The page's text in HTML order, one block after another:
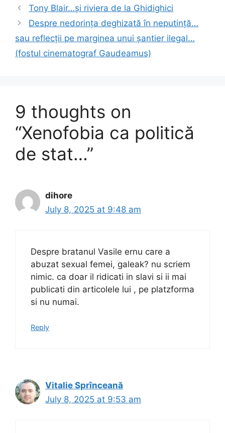
e
b
o
o
o
d
o
n
l
e
Tony Blair…și riviera de la Ghidighici
Despre nedorința deghizată în neputință…
sau reflecții pe marginea unui șantier ilegal…
(fostul cinematograf Gaudeamus)
9 thoughts on
“Xenofobia ca politică
de stat…”
dihore
July 8, 2025 at 9:48 am
Despre bratanul Vasile ernu care a
abuzat sexual femei, galeak? nu scriem
nimic. ca doar il ridicati in slavi si ii mai
publicati din articolele lui , pe platzforma
si nu numai.
Reply
Vitalie Sprînceană
July 8, 2025 at 9:53 am